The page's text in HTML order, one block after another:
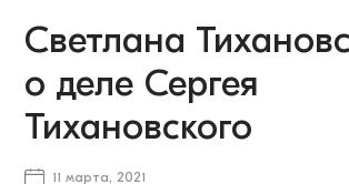
Светлана
о деле Сергея
Тихановского
11 марта, 2021